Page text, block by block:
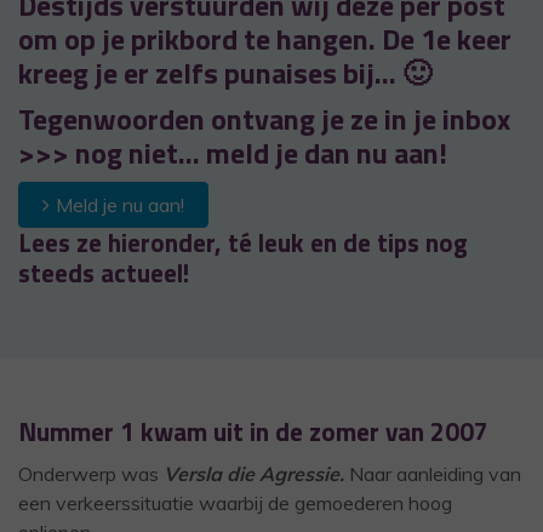
om op je prikbord te hangen. De 1e keer
kreeg je er zelfs punaises bij… 🙂
Tegenwoorden ontvang je ze in je inbox
>>> nog niet… meld je dan nu aan!
Meld je nu aan!
Lees ze hieronder, té leuk en de tips nog
steeds actueel!
Nummer 1 kwam uit in de zomer van 2007
Onderwerp was Versla die Agressie. Naar aanleiding van
een verkeerssituatie waarbij de gemoederen hoog